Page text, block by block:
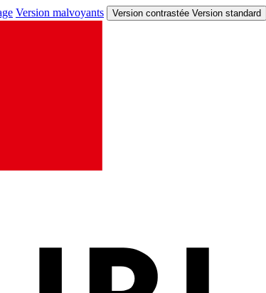
Version malvoyants Version contrastée Version standard